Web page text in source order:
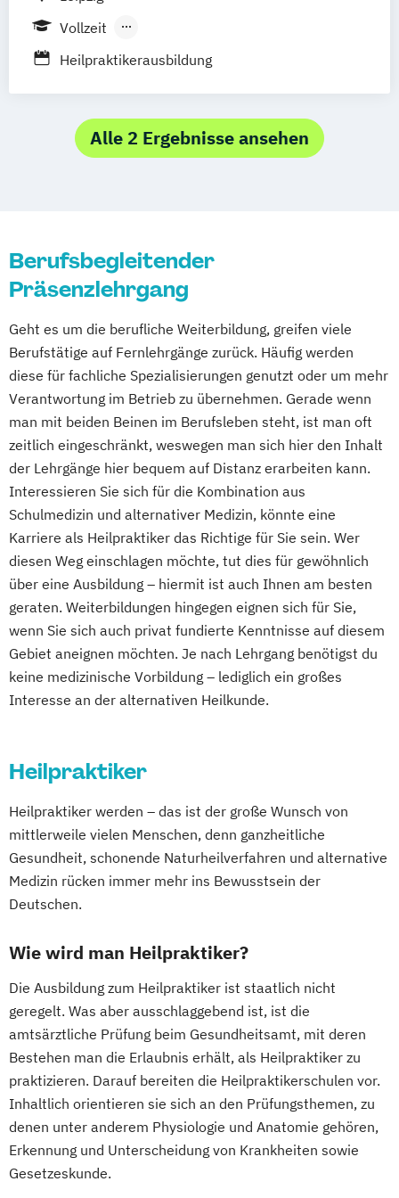
Passau
Rostock Saarbrücken
Osteopathie Ausbildung
Psychologische Beratung
Paracelsus Gesundheitsakademien
Vollzeit
Berufsbegleitender Präsenzlehrgang
Heilpraktikerausbildung
Alle 2 Ergebnisse ansehen
Berufsbegleitender
Präsenzlehrgang
Geht es um die berufliche Weiterbildung, greifen viele
Berufstätige auf Fernlehrgänge zurück. Häufig werden
diese für fachliche Spezialisierungen genutzt oder um mehr
Verantwortung im Betrieb zu übernehmen. Gerade wenn
man mit beiden Beinen im Berufsleben steht, ist man oft
zeitlich eingeschränkt, weswegen man sich hier den Inhalt
der Lehrgänge hier bequem auf Distanz erarbeiten kann.
Interessieren Sie sich für die Kombination aus
Schulmedizin und alternativer Medizin, könnte eine
Karriere als Heilpraktiker das Richtige für Sie sein. Wer
diesen Weg einschlagen möchte, tut dies für gewöhnlich
über eine Ausbildung – hiermit ist auch Ihnen am besten
geraten. Weiterbildungen hingegen eignen sich für Sie,
wenn Sie sich auch privat fundierte Kenntnisse auf diesem
Gebiet aneignen möchten. Je nach Lehrgang benötigst du
keine medizinische Vorbildung – lediglich ein großes
Interesse an der alternativen Heilkunde.
Heilpraktiker
Heilpraktiker werden – das ist der große Wunsch von
mittlerweile vielen Menschen, denn ganzheitliche
Gesundheit, schonende Naturheilverfahren und alternative
Medizin rücken immer mehr ins Bewusstsein der
Deutschen.
Wie wird man Heilpraktiker?
Die Ausbildung zum Heilpraktiker ist staatlich nicht
geregelt. Was aber ausschlaggebend ist, ist die
amtsärztliche Prüfung beim Gesundheitsamt, mit deren
Bestehen man die Erlaubnis erhält, als Heilpraktiker zu
praktizieren. Darauf bereiten die Heilpraktikerschulen vor.
Inhaltlich orientieren sie sich an den Prüfungsthemen, zu
denen unter anderem Physiologie und Anatomie gehören,
Erkennung und Unterscheidung von Krankheiten sowie
Gesetzeskunde.